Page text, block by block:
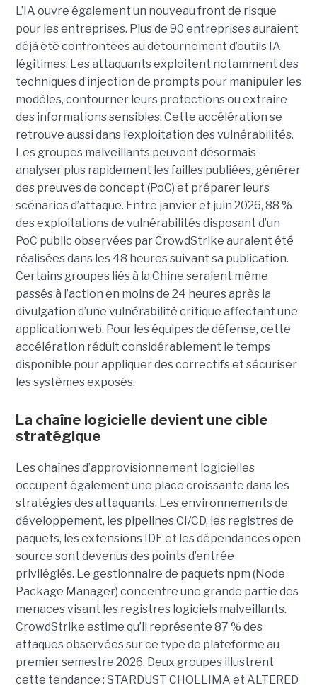
L’IA ouvre également un nouveau front de risque
pour les entreprises. Plus de 90 entreprises auraient
déjà été confrontées au détournement d’outils IA
légitimes. Les attaquants exploitent notamment des
techniques d’injection de prompts pour manipuler les
modèles, contourner leurs protections ou extraire
des informations sensibles. Cette accélération se
retrouve aussi dans l’exploitation des vulnérabilités.
Les groupes malveillants peuvent désormais
analyser plus rapidement les failles publiées, générer
des preuves de concept (PoC) et préparer leurs
scénarios d’attaque. Entre janvier et juin 2026, 88 %
des exploitations de vulnérabilités disposant d’un
PoC public observées par CrowdStrike auraient été
réalisées dans les 48 heures suivant sa publication.
Certains groupes liés à la Chine seraient même
passés à l’action en moins de 24 heures après la
divulgation d’une vulnérabilité critique affectant une
application web. Pour les équipes de défense, cette
accélération réduit considérablement le temps
disponible pour appliquer des correctifs et sécuriser
les systèmes exposés.
La chaîne logicielle devient une cible
stratégique
Les chaînes d’approvisionnement logicielles
occupent également une place croissante dans les
stratégies des attaquants. Les environnements de
développement, les pipelines CI/CD, les registres de
paquets, les extensions IDE et les dépendances open
source sont devenus des points d’entrée
privilégiés. Le gestionnaire de paquets npm (Node
Package Manager) concentre une grande partie des
menaces visant les registres logiciels malveillants.
CrowdStrike estime qu’il représente 87 % des
attaques observées sur ce type de plateforme au
premier semestre 2026. Deux groupes illustrent
cette tendance : STARDUST CHOLLIMA et ALTERED